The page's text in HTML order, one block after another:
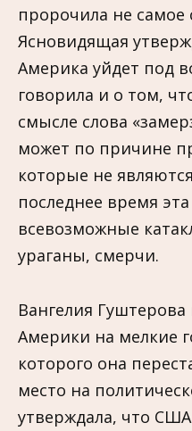
пророчила не самое
Ясновидящая
Америка уйдет под
говорила и о том,
смысле слова
может по причине
которые не
последнее время
всевозможные
ураганы, смерчи.
Вангелия
Америки на мелкие
которого она
место на
утверждала, что